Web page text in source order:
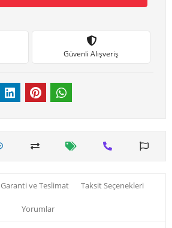
Güvenli Alışveriş
Garanti ve Teslimat Taksit Seçenekleri
Yorumlar